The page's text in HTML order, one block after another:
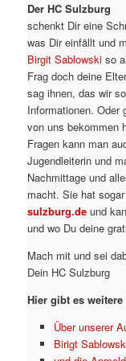
Der HC Sulzburg
schenkt Dir eine
was Dir einfällt und
Birgit Sablowskiso
Frag doch deine
sag ihnen, das wir
Informationen. Oder
von uns bekommen
Fragen kann man
Jugendleiterin und
Nachmittage und
macht. Sie hat
sulzburg.de und
und wo Du deine
Mach mit und sei
Dein HC Sulzburg
Hier gibt es
Über unserer
Birigt